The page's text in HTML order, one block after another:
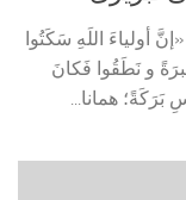
أولياءَ اللَهِ سَكَتُوا
و نَطَقُوا فَكانَ
همانا...